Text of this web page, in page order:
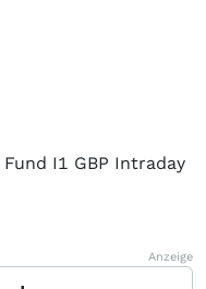
Anzeige